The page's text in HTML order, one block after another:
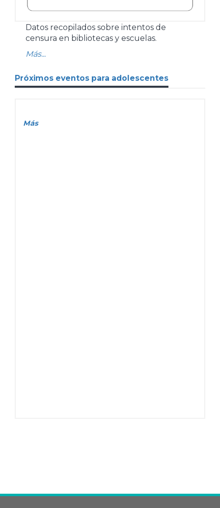
Datos recopilados sobre intentos de
censura en bibliotecas y escuelas.
Más...
Próximos eventos para adolescentes
Más